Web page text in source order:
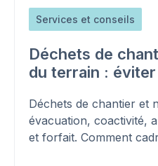
Services et conseils
Déchets de
du terrain :
Déchets de chantier et
évacuation, coactivité,
et forfait. Comment